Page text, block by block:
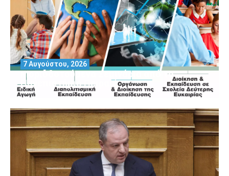
Μοριοδοτούμενα Σεμινάρια από το
Πανεπιστήμιο Πειραιά
7 Αυγούστου, 2026